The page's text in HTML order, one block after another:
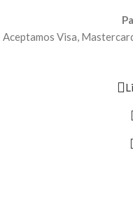
Aceptamos Visa,